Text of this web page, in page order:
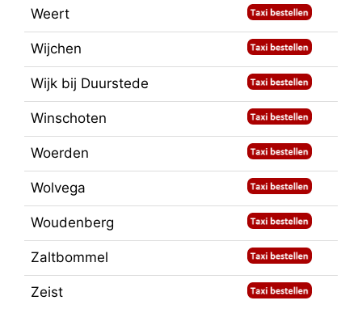
Weert
Wijchen
Wijk bij Duurstede
Winschoten
Woerden
Wolvega
Woudenberg
Zaltbommel
Zeist